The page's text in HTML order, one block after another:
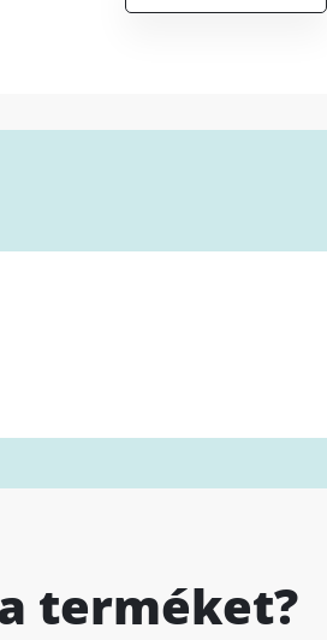
terméket?